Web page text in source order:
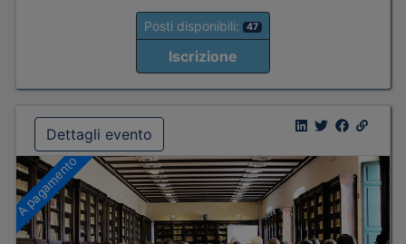
Posti disponibili: 47
Iscrizione
Dettagli evento
A pagamento